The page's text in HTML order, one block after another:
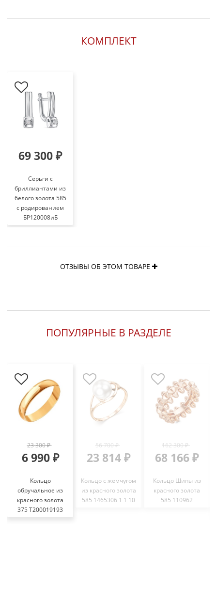
КОМПЛЕКТ
69 300 ₽
Серьги с
бриллиантами из
белого золота 585
с родированием
БР120008иБ
ОТЗЫВЫ ОБ ЭТОМ ТОВАРЕ
ПОПУЛЯРНЫЕ В РАЗДЕЛЕ
23 300 ₽
6 990 ₽
Кольцо
обручальное из
красного золота
375 Т200019193
56 700 ₽
23 814 ₽
Кольцо с жемчугом
из красного золота
585 1465306 1 1 10
162 300 ₽
68 166 ₽
Кольцо Шипы из
красного золота
585 110962